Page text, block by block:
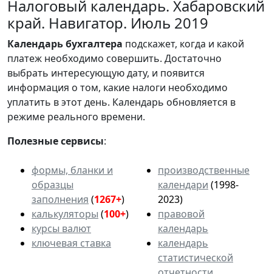
Налоговый календарь. Хабаровский
край. Навигатор. Июль 2019
Календарьбухгалтера подскажет, когда и какой
платеж необходимо совершить. Достаточно
выбрать интересующую дату, и появится
информация о том, какие налоги необходимо
уплатить в этот день. Календарь обновляется в
режиме реального времени.
Полезные сервисы:
формы, бланки и
образцы
заполнения (1267+)
калькуляторы (100+)
курсы валют
ключевая ставка
производственные
календари (1998-
2023)
правовой
календарь
календарь
статистической